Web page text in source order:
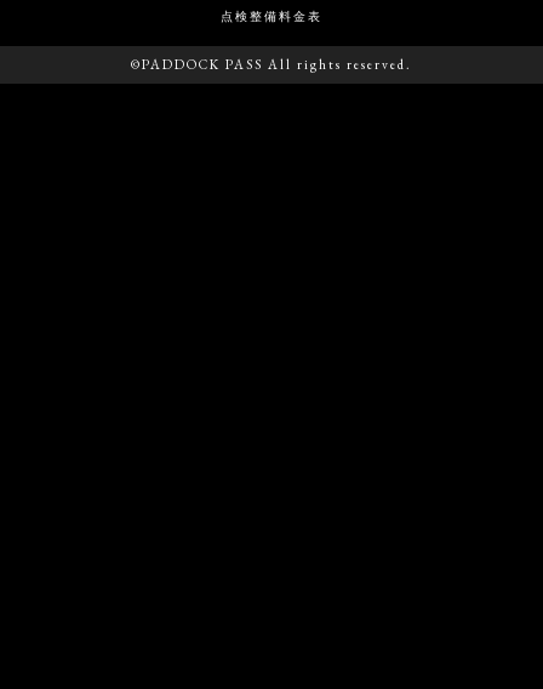
点検整備料金表
©PADDOCK PASS All rights reserved.